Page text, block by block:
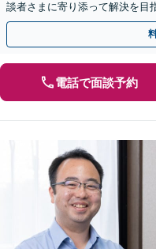
談者さまに寄り添って解決を目
分】
電話で面談予約